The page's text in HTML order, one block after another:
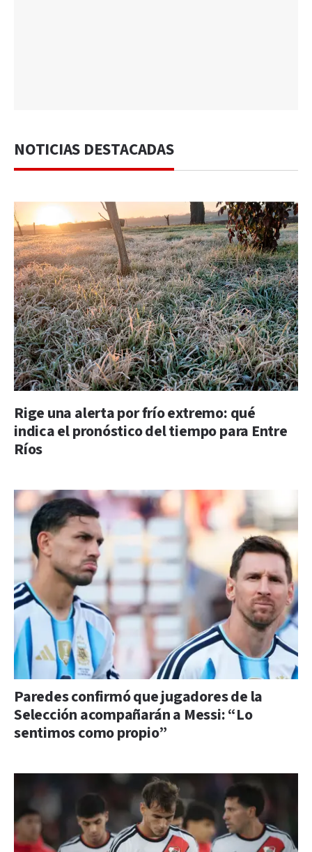
NOTICIAS DESTACADAS
Rige una alerta por frío extremo: qué
indica el pronóstico del tiempo para Entre
Ríos
Paredes confirmó que jugadores de la
Selección acompañarán a Messi: “Lo
sentimos como propio”